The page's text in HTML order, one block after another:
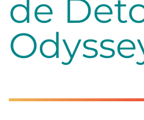
de